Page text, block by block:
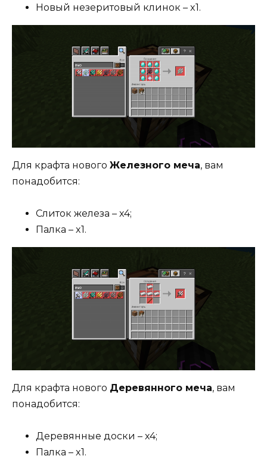
Новый незеритовый клинок – x1.
Для крафта нового Железного меча, вам
понадобится:
Слиток железа – x4;
Палка – x1.
Для крафта нового Деревянного меча, вам
понадобится:
Деревянные доски – x4;
Палка – x1.